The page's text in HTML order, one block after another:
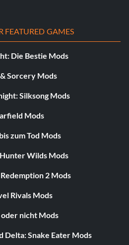
FEATURED GAMES
Die Bestie Mods
Sorcery Mods
Silksong Mods
Mods
zum Tod Mods
Wilds Mods
2 Mods
Rivals Mods
nicht Mods
Delta: Snake Eater Mods